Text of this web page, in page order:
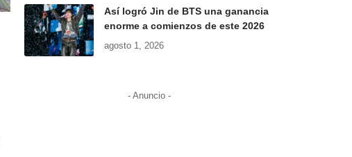
Así logró Jin de BTS una ganancia
enorme a comienzos de este 2026
agosto 1, 2026
- Anuncio -